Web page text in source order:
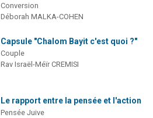
Conversion
Déborah MALKA-COHEN
Capsule "Chalom Bayit c'est quoi ?"
Couple
Rav Israël-Méïr CREMISI
Le rapport entre la pensée et l'action
Pensée Juive